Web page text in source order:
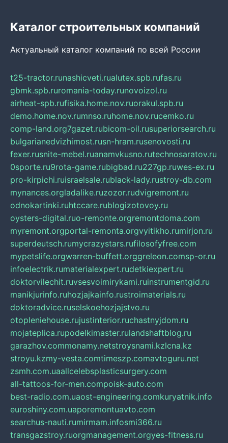
Каталог строительных компаний
Актуальный каталог компаний по всей России
t25-tractor.runashicveti.rualutex.spb.rufas.ru
gbmk.spb.ruromania-today.runovoizol.ru
airheat-spb.rufisika.home.nov.ruorakul.spb.ru
demo.home.nov.rumnso.ruhome.nov.rucemko.ru
comp-land.org7gazet.rubicom-oil.rusuperiorsearch.ru
bulgarianedvizhimost.rusn-hram.rusenovosti.ru
fexer.rusnite-mebel.ruanamvkusno.rutechnosaratov.ru
0sporte.ru9rota-game.rubigbad.ru227gp.ruwes-ex.ru
pro-kirpichi.ruisraelsale.rublack-lady.rustroy-db.com
mynances.orgladalike.ruzozor.rudvigremont.ru
odnokartinki.ruhtccare.rublogizotovoy.ru
oysters-digital.ruo-remonte.orgremontdoma.com
myremont.orgportal-remonta.orgvyitikho.rumirjon.ru
superdeutsch.rumycrazystars.rufilosofyfree.com
mypetslife.orgwarren-buffett.orggreleon.comsp-or.ru
infoelectrik.rumaterialexpert.rudetkiexpert.ru
doktorvilechit.ruvsesvoimirykami.ruinstrumentgid.ru
manikjurinfo.ruhozjajkainfo.rustroimaterials.ru
doktoradvice.ruselskoehozjajstvo.ru
otopleniehouse.rujustinterior.ruchastnyjdom.ru
mojateplica.rupodelkimaster.rulandshaftblog.ru
garazhov.commonamy.netstroysnami.kzlcna.kz
stroyu.kzmy-vesta.comtimeszp.comavtoguru.net
zsmh.com.uaallcelebsplasticsurgery.com
all-tattoos-for-men.compoisk-auto.com
best-radio.com.uaost-engineering.comkuryatnik.info
euroshiny.com.uaporemontuavto.com
searchus-nauti.rumirmam.infosmi366.ru
transgazstroy.ruorgmanagement.orgyes-fitness.ru